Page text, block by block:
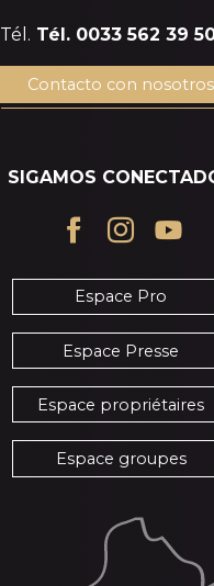
Tél. Tél. 0033 562 39 50
Contacto con nosotros
SIGAMOS
Espace Pro
Espace Presse
Espace propriétaires
Espace groupes